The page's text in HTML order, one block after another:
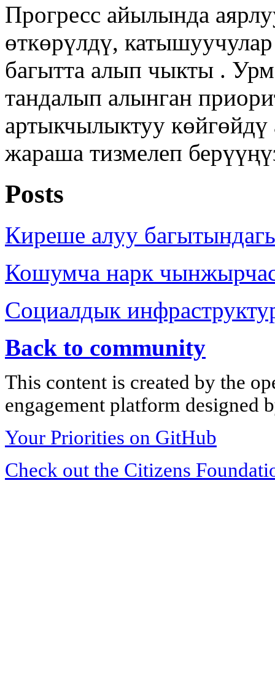
Прогресс айылында
өткөрүлдү,
багытта алып чыкты .
тандалып алынган
артыкчылыктуу көйгөйдү
жараша тизмелеп
Posts
Киреше алуу
Кошумча нарк
Социалдык
Back to community
This content is created by the
engagement platform designed
Your Priorities on GitHub
Check out the Citizens